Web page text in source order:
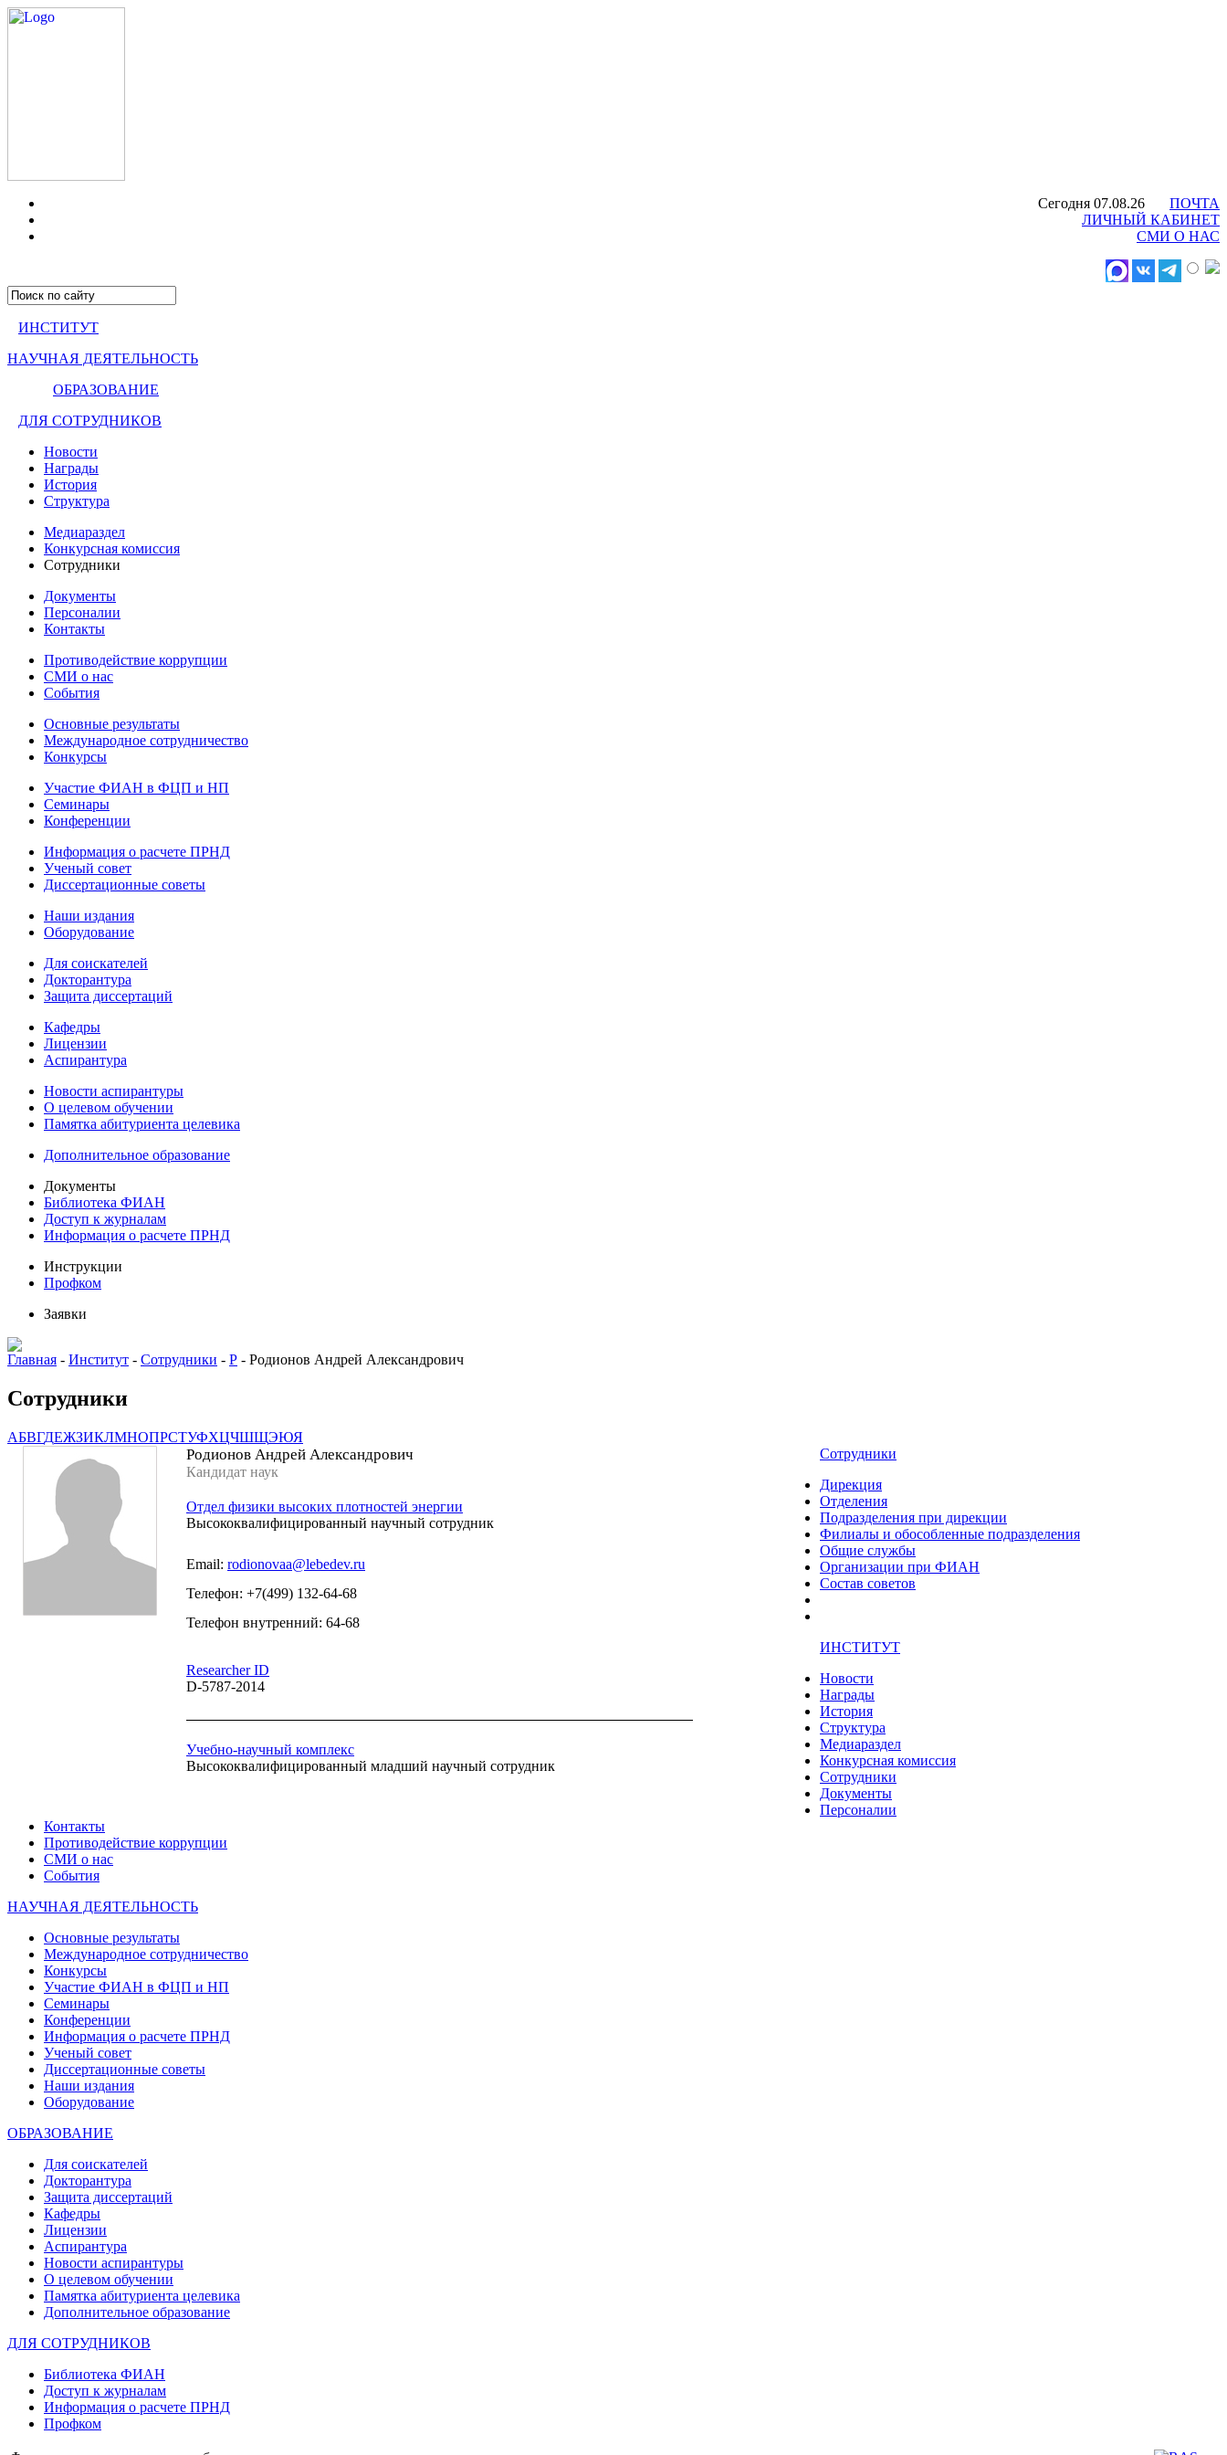
Сегодня 07.08.26
ПОЧТА
ЛИЧНЫЙ КАБИНЕТ
СМИ О НАС
ИНСТИТУТ
НАУЧНАЯ ДЕЯТЕЛЬНОСТЬ
ОБРАЗОВАНИЕ
ДЛЯ СОТРУДНИКОВ
Новости
Награды
История
Структура
Медиараздел
Конкурсная комиссия
Сотрудники
Документы
Персоналии
Контакты
Противодействие коррупции
СМИ о нас
События
Основные результаты
Международное сотрудничество
Конкурсы
Участие ФИАН в ФЦП и НП
Семинары
Конференции
Информация о расчете ПРНД
Ученый совет
Диссертационные советы
Наши издания
Оборудование
Для соискателей
Докторантура
Защита диссертаций
Кафедры
Лицензии
Аспирантура
Новости аспирантуры
О целевом обучении
Памятка абитуриента целевика
Дополнительное образование
Документы
Библиотека ФИАН
Доступ к журналам
Информация о расчете ПРНД
Инструкции
Профком
Заявки
Главная - Институт - Сотрудники - Р - Родионов Андрей Александрович
Сотрудники
АБВГДЕЖЗИКЛМНОПРСТУФХЦЧШЩЭЮЯ
Родионов Андрей Александрович
Кандидат наук
Отдел физики высоких плотностей энергии
Высококвалифицированный научный сотрудник
Email: rodionovaa@lebedev.ru
Телефон: +7(499) 132-64-68
Телефон внутренний: 64-68
Researcher ID
D-5787-2014
Учебно-научный комплекс
Высококвалифицированный младший научный сотрудник
Сотрудники
Дирекция
Отделения
Подразделения при дирекции
Филиалы и обособленные подразделения
Общие службы
Организации при ФИАН
Состав советов
ИНСТИТУТ
Новости
Награды
История
Структура
Медиараздел
Конкурсная комиссия
Сотрудники
Документы
Персоналии
Контакты
Противодействие коррупции
СМИ о нас
События
НАУЧНАЯ ДЕЯТЕЛЬНОСТЬ
Основные результаты
Международное сотрудничество
Конкурсы
Участие ФИАН в ФЦП и НП
Семинары
Конференции
Информация о расчете ПРНД
Ученый совет
Диссертационные советы
Наши издания
Оборудование
ОБРАЗОВАНИЕ
Для соискателей
Докторантура
Защита диссертаций
Кафедры
Лицензии
Аспирантура
Новости аспирантуры
О целевом обучении
Памятка абитуриента целевика
Дополнительное образование
ДЛЯ СОТРУДНИКОВ
Библиотека ФИАН
Доступ к журналам
Информация о расчете ПРНД
Профком